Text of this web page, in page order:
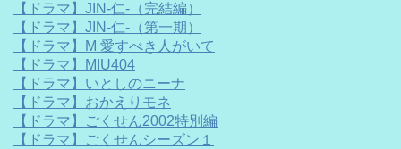
【ドラマ】JIN-仁-（完結編）
【ドラマ】JIN-仁-（第一期）
【ドラマ】M 愛すべき人がいて
【ドラマ】MIU404
【ドラマ】いとしのニーナ
【ドラマ】おかえりモネ
【ドラマ】ごくせん2002特別編
【ドラマ】ごくせんシーズン１